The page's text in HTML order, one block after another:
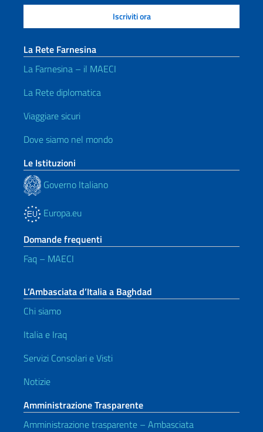
La Rete Farnesina
La Farnesina – il MAECI
La Rete diplomatica
Viaggiare sicuri
Dove siamo nel mondo
Le Istituzioni
Governo Italiano
Europa.eu
Domande frequenti
Faq – MAECI
L’Ambasciata d’Italia a Baghdad
Chi siamo
Italia e Iraq
Servizi Consolari e Visti
Notizie
Amministrazione Trasparente
Amministrazione trasparente – Ambasciata